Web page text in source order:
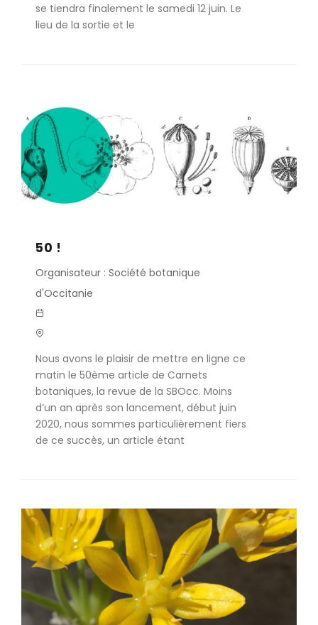
se tiendra finalement le samedi 12 juin. Le
lieu de la sortie et le
50 !
Organisateur : Société botanique
d'Occitanie
Nous avons le plaisir de mettre en ligne ce
matin le 50ème article de Carnets
botaniques, la revue de la SBOcc. Moins
d’un an après son lancement, début juin
2020, nous sommes particulièrement fiers
de ce succès, un article étant